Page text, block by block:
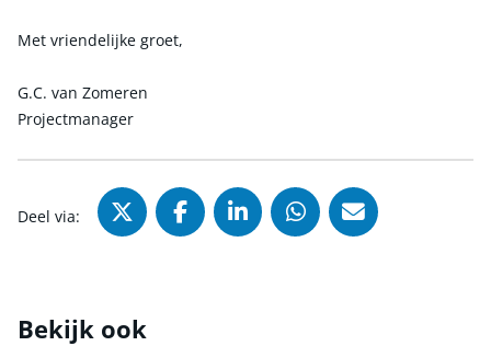
Met vriendelijke groet,
G.C. van Zomeren
Projectmanager
Deel via: Deel via X (Twitter), opent in
Deel via Facebook, opent
Deel via LinkedIn,
Deel viaDeel via
Bekijk ook